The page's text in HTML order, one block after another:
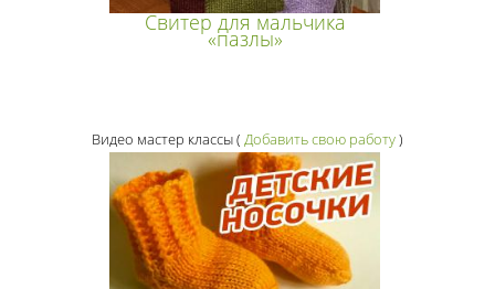
Свитер для мальчика
«пазлы»
Видео мастер классы( Добавить свою работу)